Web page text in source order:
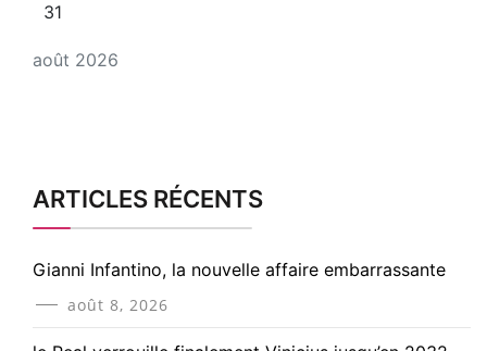
août 2026
31
ARTICLES RÉCENTS
Gianni Infantino, la nouvelle affaire embarrassante
août 8, 2026